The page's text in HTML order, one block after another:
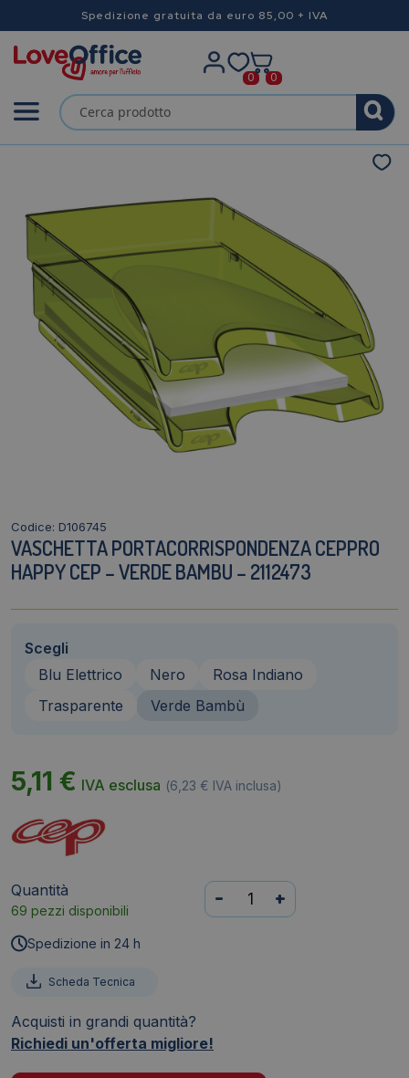
Spedizione gratuita da euro 85,00 + IVA
0 0
Codice: D106745
VASCHETTA PORTACORRISPONDENZA CEPPRO
HAPPY CEP – VERDE BAMBU – 2112473
Scegli
Blu Elettrico
Nero
Rosa Indiano
Trasparente
Verde Bambù
5,11 € IVA esclusa (6,23 € IVA inclusa)
Quantità
69 pezzi disponibili
Vaschetta
portacorrispondenza
bambu
- +
Spedizione in 24 h
Scheda Tecnica
Acquisti in grandi quantità?
Richiedi un'offerta migliore!